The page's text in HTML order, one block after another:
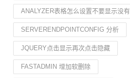
ANALYZER表格怎么设置不要显示没有
SERVERENDPOINTCONFIG 分析
JQUERY点击显示再次点击隐藏
FASTADMIN 增加软删除